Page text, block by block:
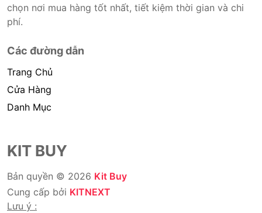
chọn nơi mua hàng tốt nhất, tiết kiệm thời gian và chi
phí.
Các đường dẫn
Trang Chủ
Cửa Hàng
Danh Mục
KIT BUY
Bản quyền © 2026 Kit Buy
Cung cấp bởi KITNEXT
Lưu ý :